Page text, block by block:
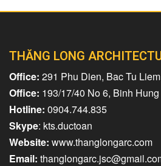
THĂNG LONG
Office: 291 Phu Dien, Bac Tu
Office: 193/17/40 No 6, Binh
Hotline: 0904.744.835
Skype: kts.ductoan
Website: www.thanglongarc.com
Email: